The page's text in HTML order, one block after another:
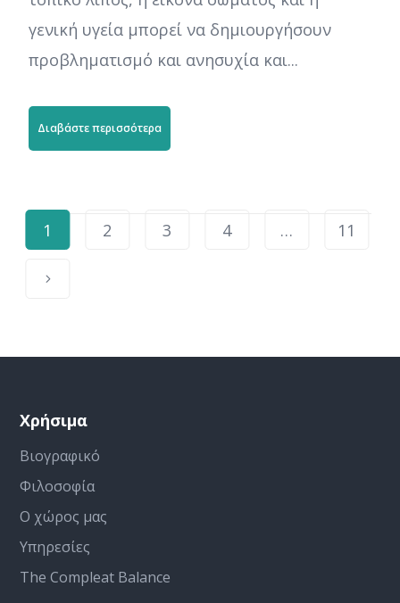
γενική υγεία μπορεί να δημιουργήσουν
προβληματισμό και ανησυχία και...
Διαβάστε περισσότερα
1 2 3 4 … 11
Χρήσιμα
Βιογραφικό
Φιλοσοφία
Ο χώρος μας
Υπηρεσίες
The Compleat Balance